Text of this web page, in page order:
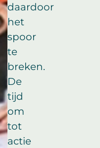
daardoor
het
spoor
te
breken.
De
tijd
om
tot
actie